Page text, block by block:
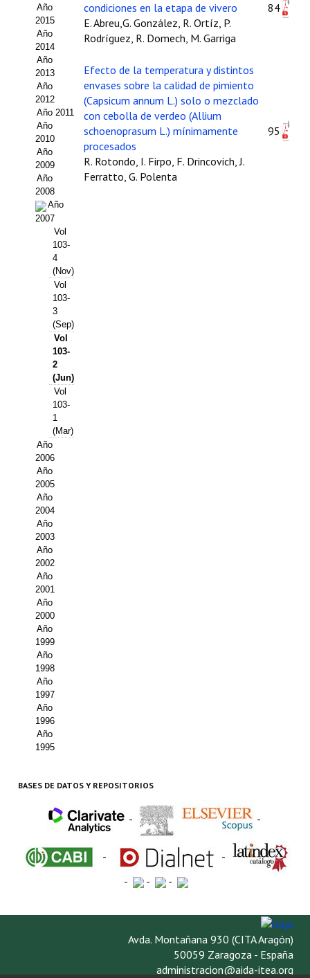
Directrices para autores/as
Políticas Editoriales
Propuesta Volumen Especial
Sello Calidad FECYT
Premio Prensa Agraria
Buscador de Artículos
JORNADAS AIDA
Presentación Jornadas
Comunicaciones
Jornadas PAM 2026
Premio Jóvenes Investigadores
Buscador de Comunicaciones
Buscador de Comunicaciones
CONTACTO
BUSCADOR
Año
2015
Año
2014
Año
2013
Año
2012
Año 2011
Año
2010
Año
2009
Año
2008
Año
2007
Vol
103-
4
(Nov)
Vol
103-
3
(Sep)
Vol
103-
2
(Jun)
Vol
103-
1
(Mar)
Año
2006
Año
2005
Año
2004
Año
2003
Año
2002
Año
2001
Año
2000
Año
1999
Año
1998
Año
1997
Año
1996
Año
1995
condiciones en la etapa de vivero
E. Abreu,G. González, R. Ortíz, P.
Rodríguez, R. Domech, M. Garriga
84
Efecto de la temperatura y distintos
envases sobre la calidad de pimiento
(Capsicum annum L.) solo o mezclado
con cebolla de verdeo (Allium
schoenoprasum L.) mínimamente
procesados
R. Rotondo, I. Firpo, F. Drincovich, J.
Ferratto, G. Polenta
95
BASES DE DATOS Y REPOSITORIOS
- -
-
-
-
- -
Avda. Montañana 930 (CITA Aragón)
50059 Zaragoza - España
administracion@aida-itea.org